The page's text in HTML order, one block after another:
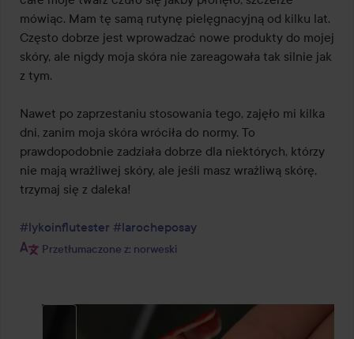
mówiąc. Mam tę samą rutynę pielęgnacyjną od kilku lat.
Często dobrze jest wprowadzać nowe produkty do mojej
skóry, ale nigdy moja skóra nie zareagowała tak silnie jak
z tym.
Nawet po zaprzestaniu stosowania tego, zajęło mi kilka
dni, zanim moja skóra wróciła do normy. To
prawdopodobnie zadziała dobrze dla niektórych, którzy
nie mają wrażliwej skóry, ale jeśli masz wrażliwą skórę,
trzymaj się z daleka!
#lykoinflutester #larocheposay
Przetłumaczone z: norweski